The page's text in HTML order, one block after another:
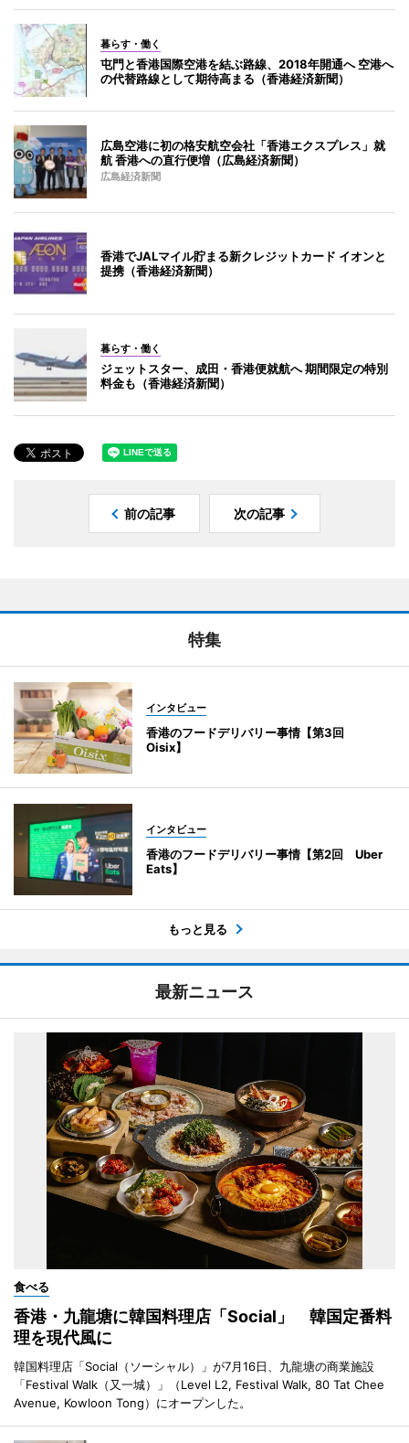
暮らす・働く
屯門と香港国際空港を結ぶ路線、2018年開通へ 空港へ
の代替路線として期待高まる（香港経済新聞）
広島空港に初の格安航空会社「香港エクスプレス」就
航 香港への直行便増（広島経済新聞）
広島経済新聞
香港でJALマイル貯まる新クレジットカード イオンと
提携（香港経済新聞）
暮らす・働く
ジェットスター、成田・香港便就航へ 期間限定の特別
料金も（香港経済新聞）
前の記事 次の記事
特集
インタビュー
香港のフードデリバリー事情【第3回
Oisix】
インタビュー
香港のフードデリバリー事情【第2回 Uber
Eats】
もっと見る
最新ニュース
食べる
香港・九龍塘に韓国料理店「Social」 韓国定番料
理を現代風に
韓国料理店「Social（ソーシャル）」が7月16日、九龍塘の商業施設
「Festival Walk（又一城）」（Level L2, Festival Walk, 80 Tat Chee
Avenue, Kowloon Tong）にオープンした。